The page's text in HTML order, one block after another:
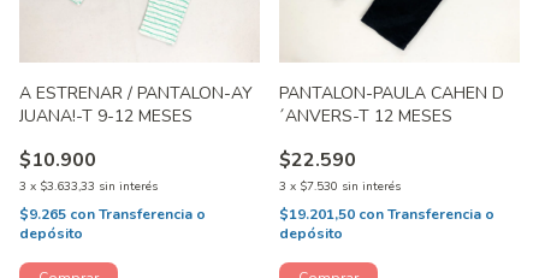
A ESTRENAR / PANTALON-AY
JUANA!-T 9-12 MESES
$10.900
3 x $3.633,33 sin interés
$9.265 conTransferencia o
depósito
PANTALON-PAULA CAHEN D
´ANVERS-T 12 MESES
$22.590
3 x $7.530 sin interés
$19.201,50 conTransferencia o
depósito